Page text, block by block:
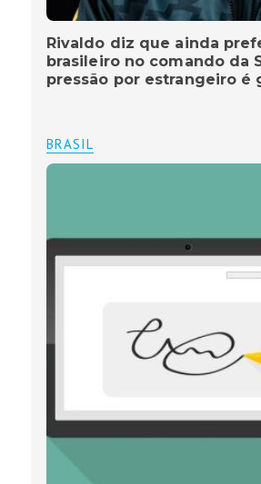
Rivaldo diz que ainda
brasileiro no comando da
pressão por estrangeiro é
BRASIL